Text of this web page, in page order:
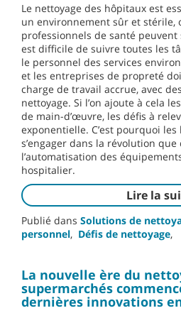
Le nettoyage des hôpitaux est
un environnement sûr et stérile,
professionnels de santé
est difficile de suivre toutes les
le personnel des services
et les entreprises de propreté
charge de travail accrue, avec
nettoyage. Si l’on ajoute à cela
de main-d’œuvre, les défis à
exponentielle. C’est pourquoi
s’engager dans la révolution que
l’automatisation des
hospitalier.
Lire la
Publié dans Solutions de
personnel, Défis de nettoyage,
La nouvelle ère du
supermarchés
dernières innovations